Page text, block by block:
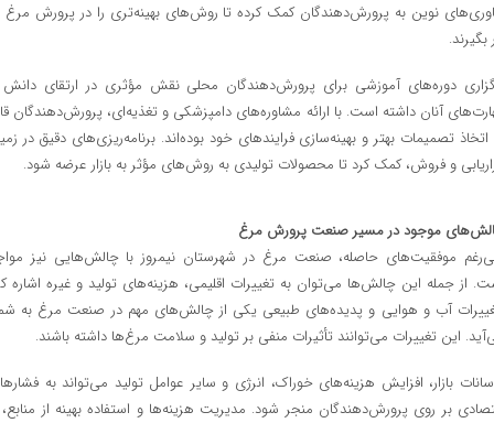
نوین به پرورش‌دهندگان کمک کرده تا روش‌های بهینه‌تری را در پرورش مرغ
بگیرند.
دوره‌های آموزشی برای پرورش‌دهندگان محلی نقش مؤثری در ارتقای
آنان داشته است. با ارائه مشاوره‌های دامپزشکی و تغذیه‌ای، پرورش‌دهندگان
اتخاذ تصمیمات بهتر و بهینه‌سازی فرایندهای خود بوده‌اند. برنامه‌ریزی‌های دقیق در
و فروش، کمک کرد تا محصولات تولیدی به روش‌های مؤثر به بازار عرضه شود.
موجود در مسیر صنعت پرورش مرغ
موفقیت‌های حاصله، صنعت مرغ در شهرستان نیمروز با چالش‌هایی نیز
از جمله این چالش‌ها می‌توان به تغییرات اقلیمی، هزینه‌های تولید و غیره اشاره
آب‌ و هوایی و پدیده‌های طبیعی یکی از چالش‌های مهم در صنعت مرغ به
این تغییرات می‌توانند تأثیرات منفی بر تولید و سلامت مرغ‌ها داشته باشند.
بازار، افزایش هزینه‌های خوراک، انرژی و سایر عوامل تولید می‌تواند به
بر روی پرورش‌دهندگان منجر شود. مدیریت هزینه‌ها و استفاده بهینه از منابع،